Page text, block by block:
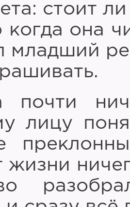
стоит
когда она
младший
почти
лицу
жизни